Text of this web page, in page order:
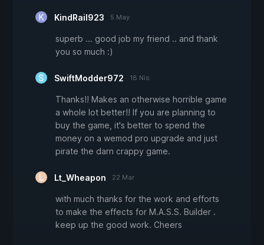
KindRail923 5 May
superb ... good job my friend .. and thank
you so much :)
SwiftModder972 18 Nis
Thanks!! Makes an otherwise horrible game
a whole lot better!! If you are planning to
buy the game, it's better to spend the
money on a wemod pro upgrade and just
pirate the darn crappy game.
Lt_Wheapon 22 Mar
with much thanks for the work and efforts
to make the effects for M.A.S.S. Builder .
keep up the good work. Cheers